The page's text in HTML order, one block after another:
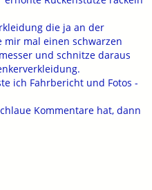
die ja an der
mir mal einen schwarzen
und schnitze daraus
ich Fahrbericht und Fotos -
Kommentare hat, dann